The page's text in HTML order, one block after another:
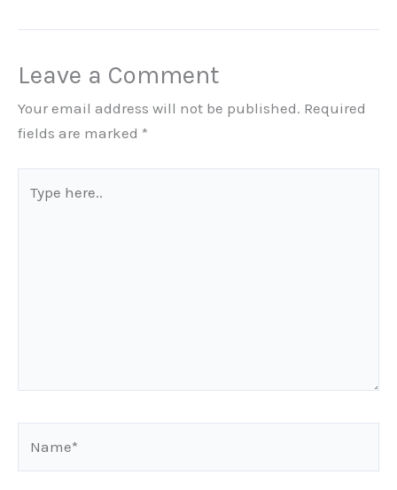
Leave a Comment
Your email address will not be published. Required
fields are marked *
here..